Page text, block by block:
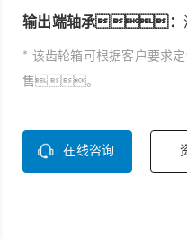
输出端轴承：
* 该齿轮箱可根据客户要求
售。
在线咨询